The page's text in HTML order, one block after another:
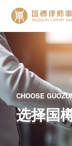
CHOOSE
选择国